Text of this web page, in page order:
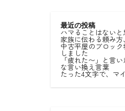
最近の投稿
ハマることはない
家族に伝わる頼み方
中古平屋のブロッ
しました
「疲れた〜」と言
な言い換え言葉
たった4文字で、マ